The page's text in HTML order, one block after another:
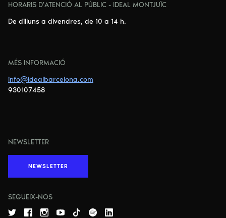
HORARIS D'ATENCIÓ AL PÚBLIC - IDEAL MONTJUÏC
De dilluns a divendres, de 10 a 14 h.
MÉS INFORMACIÓ
info@idealbarcelona.com
930107458
NEWSLETTER
NEWSLETTER
SEGUEIX-NOS